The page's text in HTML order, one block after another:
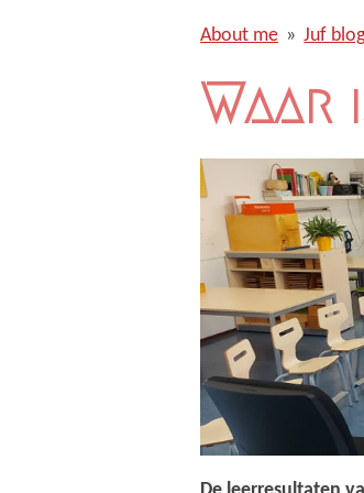
About me » Juf
Waar